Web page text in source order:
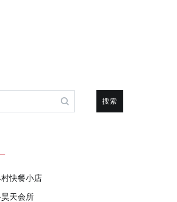
快餐小店
天会所